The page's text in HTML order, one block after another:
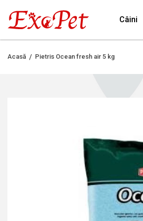
Câini
Acasă Pietris Ocean fresh air 5 kg